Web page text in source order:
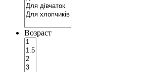
Возраст